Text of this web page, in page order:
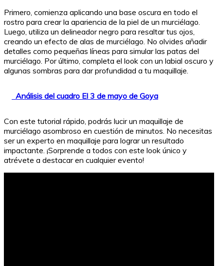
Primero, comienza aplicando una base oscura en todo el
rostro para crear la apariencia de la piel de un murciélago.
Luego, utiliza un delineador negro para resaltar tus ojos,
creando un efecto de alas de murciélago. No olvides añadir
detalles como pequeñas líneas para simular las patas del
murciélago. Por último, completa el look con un labial oscuro y
algunas sombras para dar profundidad a tu maquillaje.
Análisis del cuadro El 3 de mayo de Goya
Con este tutorial rápido, podrás lucir un maquillaje de
murciélago asombroso en cuestión de minutos. No necesitas
ser un experto en maquillaje para lograr un resultado
impactante. ¡Sorprende a todos con este look único y
atrévete a destacar en cualquier evento!